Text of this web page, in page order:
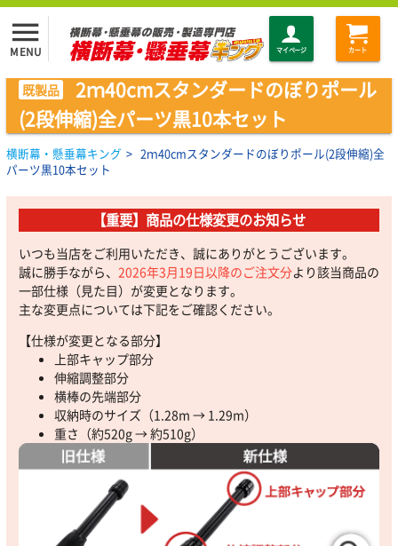
menu
MENU マイページ カート
既製品
2ｍ40cmスタンダードのぼりポール
(2段伸縮)全パーツ黒10本セット
横断幕・懸垂幕キング > 2ｍ40cmスタンダードのぼりポール(2段伸縮)全
パーツ黒10本セット
【重要】商品の仕様変更のお知らせ
いつも当店をご利用いただき、誠にありがとうございます。
誠に勝手ながら、 2026年3月19日以降のご注文分より該当商品の
一部仕様（見た目）が変更となります。
主な変更点については下記をご確認ください。
【仕様が変更となる部分】
上部キャップ部分
伸縮調整部分
横棒の先端部分
収納時のサイズ（1.28m → 1.29m）
重さ（約520g → 約510g）